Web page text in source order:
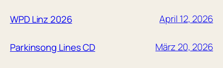
WPD Linz 2026 April 12, 2026
Parkinsong Lines CD März 20, 2026